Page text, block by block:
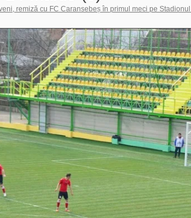
remiză cu FC Caransebeș în primul meci pe